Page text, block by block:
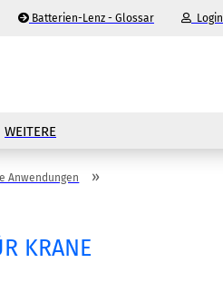
Batterien-Lenz - Glossar Login
WEITERE
Anwendungen »
KRANE